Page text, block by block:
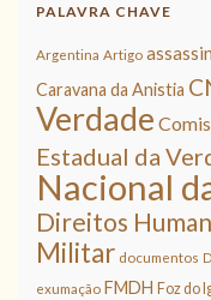
PALAVRA CHAVE
Argentina Artigo
Caravana da Anistia
Verdade
Estadual da
Nacional
Direitos
Militar documentos
exumação FMDH Foz do